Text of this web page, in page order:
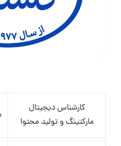
کارشناس دیجیتال
مارکتینگ و تولید محتوا